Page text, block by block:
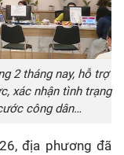
2 tháng nay, hỗ trợ
xác nhận tình trạng
công dân…
địa phương đã